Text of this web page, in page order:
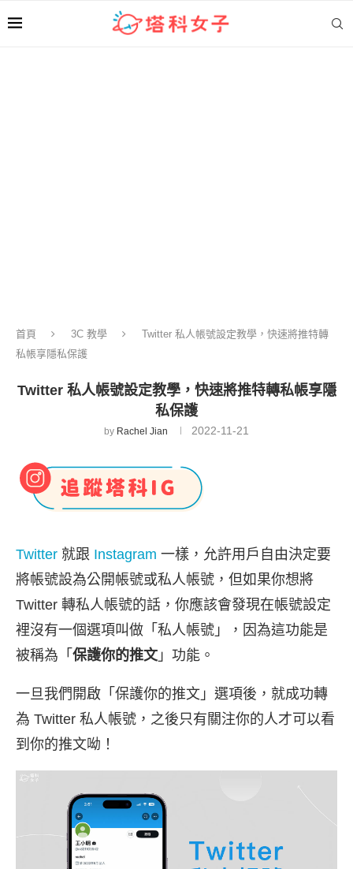
首頁 3C 教學
Twitter 私人帳號設定教學，快速將推特轉
私帳享隱私保護
Twitter 私人帳號設定教學，快速將推特轉私帳享隱
私保護
by Rachel Jian 2022-11-21
Twitter 就跟 Instagram 一樣，允許用戶自由決定要
將帳號設為公開帳號或私人帳號，但如果你想將
Twitter 轉私人帳號的話，你應該會發現在帳號設定
裡沒有一個選項叫做「私人帳號」，因為這功能是
被稱為「 保護你的推文」功能。
一旦我們開啟「保護你的推文」選項後，就成功轉
為 Twitter 私人帳號，之後只有關注你的人才可以看
到你的推文呦！